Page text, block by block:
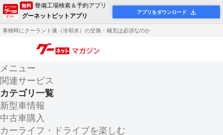
無料 整備工場検索＆予約アプリ
グーネットピットアプリ
アプリをダウンロード
車検時にクーラント液（冷却水）の交換・補充は必須なのか
メニュー
関連サービス
カテゴリ一覧
新型車情報
中古車購入
カーライフ・ドライブを楽しむ